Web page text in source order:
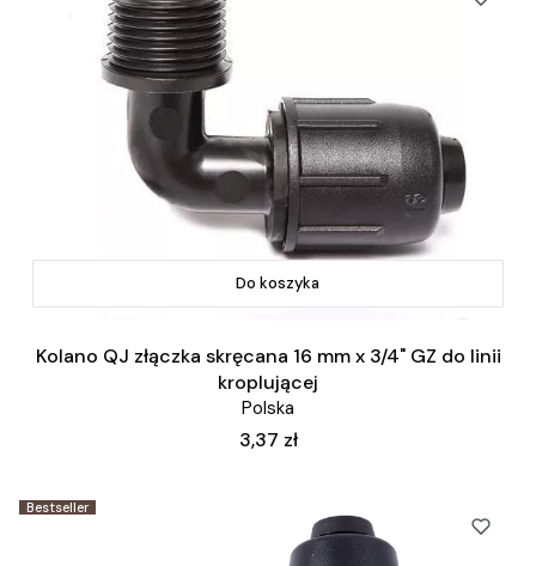
Do koszyka
Kolano QJ złączka skręcana 16 mm x 3/4" GZ do linii
kroplującej
Polska
Cena
3,37 zł
Bestseller